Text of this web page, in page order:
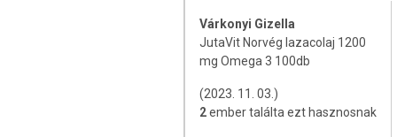
termékfotókat, tápérték-, összetétel-,
értékek eltérhetnek az élelmiszerek
csomagolásán találják meg.
Az étrend-kiegészítők az érvényben
amelyek a hagyományos étrend
Várkonyi Gizella
JutaVit Norvég lazacolaj 1200
mg Omega 3 100db
(2023. 11. 03.)
2ember találta ezt hasznosnak